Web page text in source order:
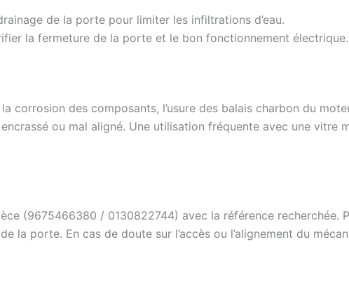
de la porte pour limiter les infiltrations d’eau.
la fermeture de la porte et le bon fonctionnement électrique.
corrosion des composants, l’usure des balais charbon du
ou mal aligné. Une utilisation fréquente avec une vitre
(9675466380 / 0130822744) avec la référence recherchée.
la porte. En cas de doute sur l’accès ou l’alignement du